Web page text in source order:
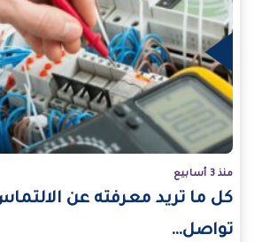
منذ 3 أسابيع
كل ما تريد معرفته عن الالتماس
تواصل…